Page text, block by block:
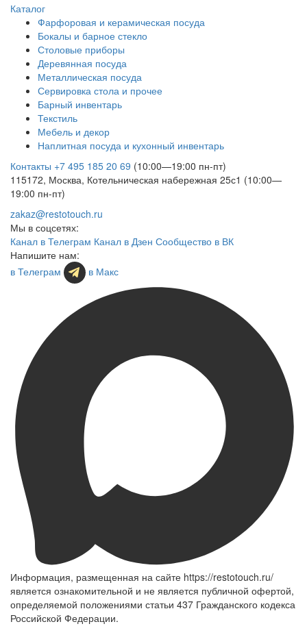
Каталог
Фарфоровая и керамическая посуда
Бокалы и барное стекло
Столовые приборы
Деревянная посуда
Металлическая посуда
Сервировка стола и прочее
Барный инвентарь
Текстиль
Мебель и декор
Наплитная посуда и кухонный инвентарь
Контакты +7 495 185 20 69 (10:00—19:00 пн-пт)
115172, Москва, Котельническая набережная 25с1 (10:00—
19:00 пн-пт)
zakaz@restotouch.ru
Мы в соцсетях:
Канал в Телеграм Канал в Дзен Сообщество в ВК
Напишите нам:
в Телеграм
в Макс
Информация, размещенная на сайте https://restotouch.ru/
является ознакомительной и не является публичной офертой,
определяемой положениями статьи 437 Гражданского кодекса
Российской Федерации.